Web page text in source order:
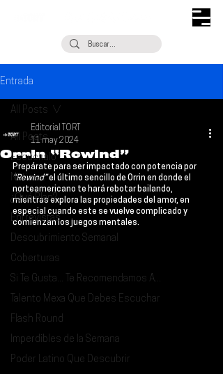
Entrada
All Posts
Escúchalo
Noticias
¿Qué Plan?
Entrevistas
Descubrimiento Semanal
Coberturas
Si Te Gusta... Te Recomendamos A...
Talento Mexa Que Debes Escuchar
Flash Round
Imperdibles de la Semana
Poder Latino Que Descubrir
All Posts
Orrin “Rewind”
Editorial TORT
11 may 2024
Prepárate para ser impactado con potencia por
“Rewind” el último sencillo de Orrin en donde el
norteamericano te hará rebotar bailando,
mientras explora las propiedades del amor, en
especial cuando este se vuelve complicado y
comienzan los juegos mentales.